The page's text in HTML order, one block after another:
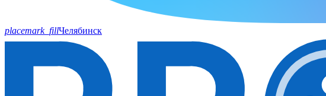
placemark_fillЧелябинск